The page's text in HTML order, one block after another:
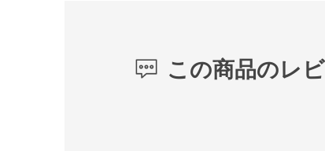
この商品のレ